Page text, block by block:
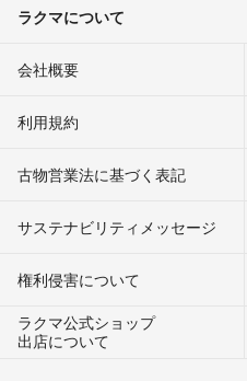
ラクマについて
会社概要
利用規約
古物営業法に基づく表記
サステナビリティメッセージ
権利侵害について
ラクマ公式ショップ
出店について